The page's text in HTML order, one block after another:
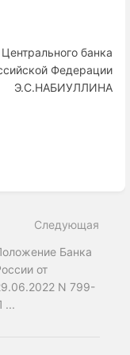
банка
Федерации
Э.С.НАБИУЛЛИНА
Следующая
Банка
от
N 799-
...